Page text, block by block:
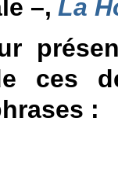
–, La
ces
: